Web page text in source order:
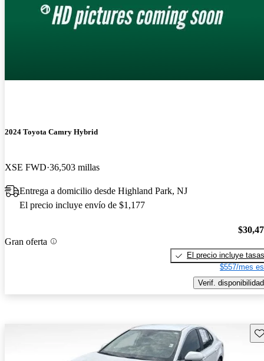
2024 Toyota Camry Hybrid
XSE FWD 36,503 millas
Entrega a domicilio desde Highland Park, NJ
El precio incluye envío de $1,177
Gran oferta
El precio incluye tasas
$557/mes
Verif. disponibilidad